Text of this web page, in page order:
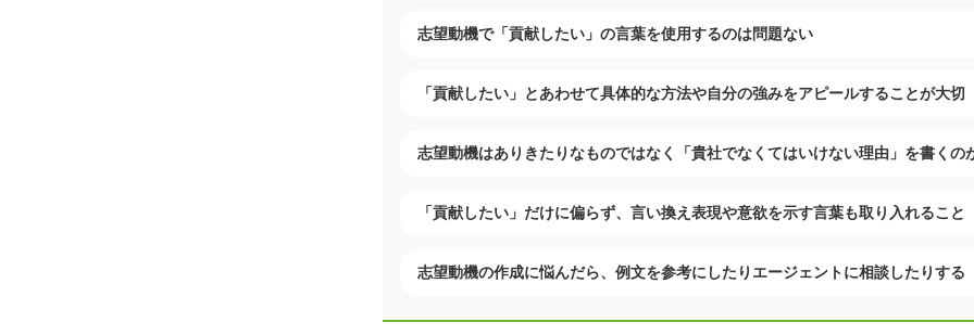
志望動機で「貢献したい」の言葉を使用するのは問題ない
「貢献したい」とあわせて具体的な方法や自分の強みをアピールすることが大切
志望動機はありきたりなものではなく「貴社でなくてはいけない理由」を書くの
「貢献したい」だけに偏らず、言い換え表現や意欲を示す言葉も取り入れること
志望動機の作成に悩んだら、例文を参考にしたりエージェントに相談したりする